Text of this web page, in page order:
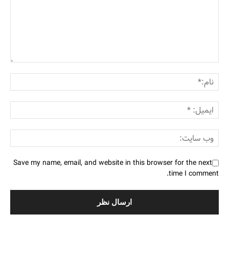
Save my name, email, and website in this browser for the next
time I comment.